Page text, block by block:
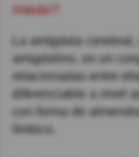
miedo?
La amígdala
amigdalino, es un
relacionadas entre
diferenciable a nivel
con forma de
límbico.